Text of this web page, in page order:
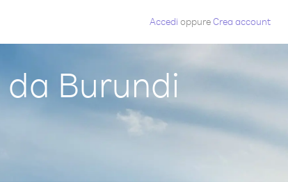
Accedi oppureCrea account
Burundi